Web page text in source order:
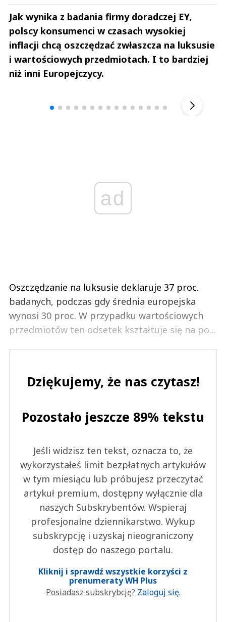
Jak wynika z badania firmy doradczej EY,
polscy konsumenci w czasach wysokiej
inflacji chcą oszczędzać zwłaszcza na luksusie
i wartościowych przedmiotach. I to bardziej
niż inni Europejczycy.
ad
Oszczędzanie na luksusie deklaruje 37 proc.
badanych, podczas gdy średnia europejska
wynosi 30 proc. W przypadku wartościowych
przedmiotów ten odsetek kształtuje się na po...
Dziękujemy, że nas czytasz!
Pozostało jeszcze 89% tekstu
Jeśli widzisz ten tekst, oznacza to, że
wykorzystałeś limit bezpłatnych artykułów
w tym miesiącu lub próbujesz przeczytać
artykuł premium, dostępny wyłącznie dla
naszych Subskrybentów. Wspieraj
profesjonalne dziennikarstwo. Wykup
subskrypcję i uzyskaj nieograniczony
dostęp do naszego portalu.
Kliknij i sprawdź wszystkie korzyści z
prenumeraty WH Plus
Posiadasz subskrybcję? Zaloguj się.